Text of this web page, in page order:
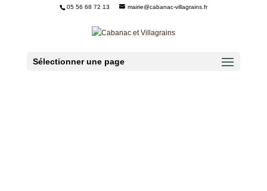
05 56 68 72 13 mairie@cabanac-villagrains.fr
Sélectionner une page